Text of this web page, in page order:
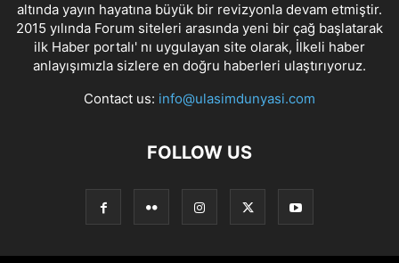
altında yayın hayatına büyük bir revizyonla devam etmiştir.
2015 yılında Forum siteleri arasında yeni bir çağ başlatarak
ilk Haber portalı' nı uygulayan site olarak, İlkeli haber
anlayışımızla sizlere en doğru haberleri ulaştırıyoruz.
Contact us: info@ulasimdunyasi.com
FOLLOW US